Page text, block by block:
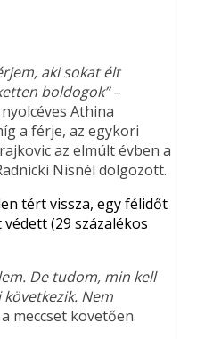
aki sokat élt
boldogok”–
Athina
a férje, az egykori
az elmúlt évben a
Nisnél dolgozott.
tért vissza, egy félidőt
(29 százalékos
De tudom, min kell
Nem
meccset követően.